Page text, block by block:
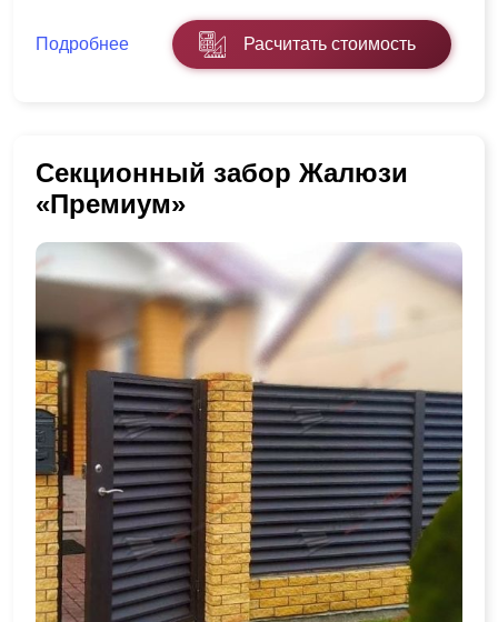
Подробнее Расчитать стоимость
Секционный забор Жалюзи
«Премиум»